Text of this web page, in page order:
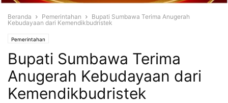
Beranda Pemerintahan
Bupati Sumbawa Terima Anugerah
Kebudayaan dari Kemendikbudristek
Pemerintahan
Bupati Sumbawa Terima
Anugerah Kebudayaan dari
Kemendikbudristek